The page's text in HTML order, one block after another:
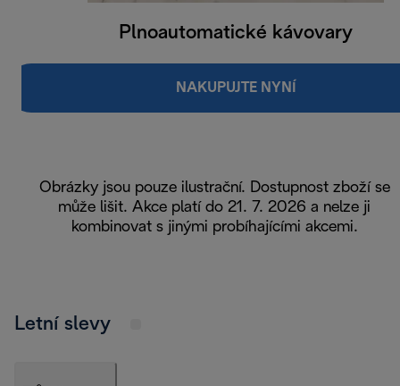
Plnoautomatické kávovary
NAKUPUJTE NYNÍ
Obrázky jsou pouze ilustrační. Dostupnost zboží se
může lišit. Akce platí do 21. 7. 2026 a nelze ji
kombinovat s jinými probíhajícími akcemi.
Letní slevy